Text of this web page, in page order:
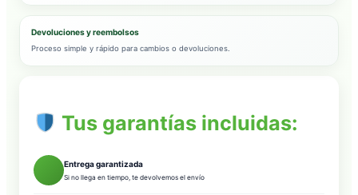
Devoluciones y reembolsos
Proceso simple y rápido para cambios o devoluciones.
Tus garantías incluidas:
Entrega garantizada
Si no llega en tiempo, te devolvemos el envío